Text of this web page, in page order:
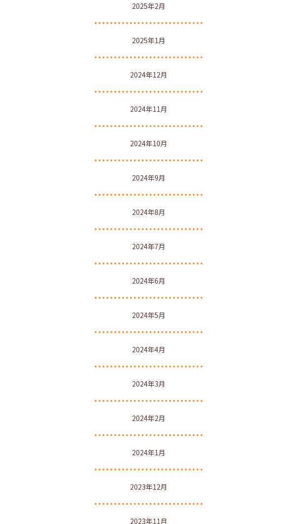
2025年2月
2025年1月
2024年12月
2024年11月
2024年10月
2024年9月
2024年8月
2024年7月
2024年6月
2024年5月
2024年4月
2024年3月
2024年2月
2024年1月
2023年12月
2023年11月